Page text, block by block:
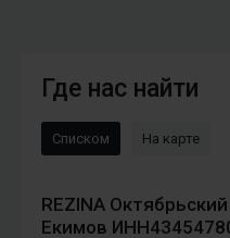
Где нас найти
Списком На карте
REZINA
Екимов